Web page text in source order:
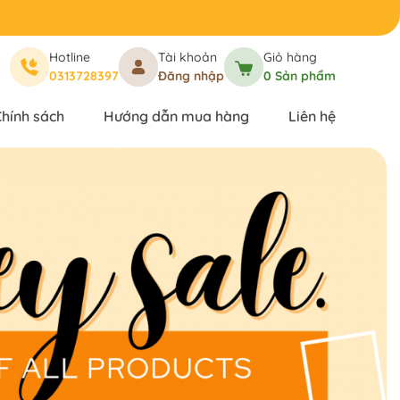
Hotline
0313728397
Tài khoản
Đăng nhập
Giỏ hàng
0 Sản phẩm
sách Hướng dẫn mua hàng Liên hệ